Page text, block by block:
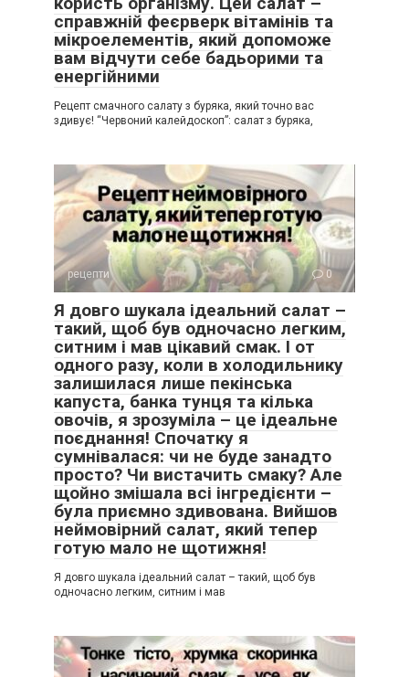
справжній феєрверк вітамінів та
мікроелементів, який допоможе
вам відчути себе бадьорими та
енергійними
Рецепт смачного салату з буряка, який точно вас
здивує! “Червоний калейдоскоп”: салат з буряка,
рецепти 0
Я довго шукала ідеальний салат –
такий, щоб був одночасно легким,
ситним і мав цікавий смак. І от
одного разу, коли в холодильнику
залишилася лише пекінська
капуста, банка тунця та кілька
овочів, я зрозуміла – це ідеальне
поєднання! Спочатку я
сумнівалася: чи не буде занадто
просто? Чи вистачить смаку? Але
щойно змішала всі інгредієнти –
була приємно здивована. Вийшов
неймовірний салат, який тепер
готую мало не щотижня!
Я довго шукала ідеальний салат – такий, щоб був
одночасно легким, ситним і мав